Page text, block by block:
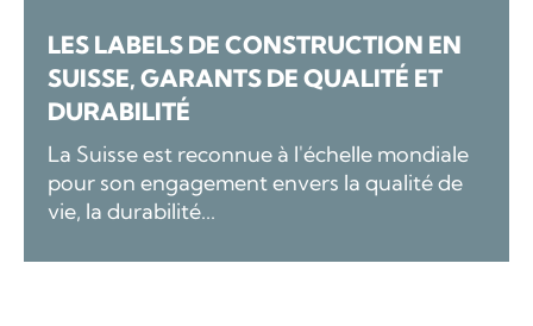
LES LABELS DE CONSTRUCTION EN
SUISSE, GARANTS DE QUALITÉ ET
DURABILITÉ
La Suisse est reconnue à l'échelle mondiale
pour son engagement envers la qualité de
vie, la durabilité...